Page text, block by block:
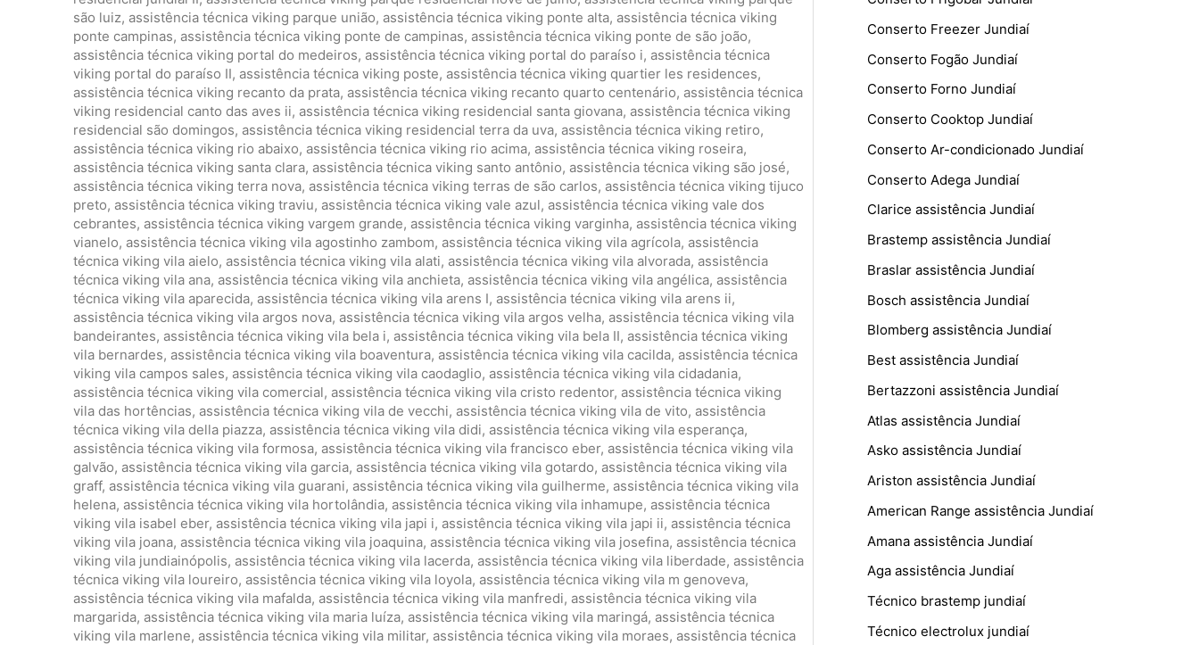
são luiz, assistência técnica viking parque união, assistência técnica viking ponte alta, assistência técnica viking
ponte campinas, assistência técnica viking ponte de campinas, assistência técnica viking ponte de são joão,
assistência técnica viking portal do medeiros, assistência técnica viking portal do paraíso i, assistência técnica
viking portal do paraíso II, assistência técnica viking poste, assistência técnica viking quartier les residences,
assistência técnica viking recanto da prata, assistência técnica viking recanto quarto centenário, assistência técnica
viking residencial canto das aves ii, assistência técnica viking residencial santa giovana, assistência técnica viking
residencial são domingos, assistência técnica viking residencial terra da uva, assistência técnica viking retiro,
assistência técnica viking rio abaixo, assistência técnica viking rio acima, assistência técnica viking roseira,
assistência técnica viking santa clara, assistência técnica viking santo antônio, assistência técnica viking são josé,
assistência técnica viking terra nova, assistência técnica viking terras de são carlos, assistência técnica viking tijuco
preto, assistência técnica viking traviu, assistência técnica viking vale azul, assistência técnica viking vale dos
cebrantes, assistência técnica viking vargem grande, assistência técnica viking varginha, assistência técnica viking
vianelo, assistência técnica viking vila agostinho zambom, assistência técnica viking vila agrícola, assistência
técnica viking vila aielo, assistência técnica viking vila alati, assistência técnica viking vila alvorada, assistência
técnica viking vila ana, assistência técnica viking vila anchieta, assistência técnica viking vila angélica, assistência
técnica viking vila aparecida, assistência técnica viking vila arens I, assistência técnica viking vila arens ii,
assistência técnica viking vila argos nova, assistência técnica viking vila argos velha, assistência técnica viking vila
bandeirantes, assistência técnica viking vila bela i, assistência técnica viking vila bela II, assistência técnica viking
vila bernardes, assistência técnica viking vila boaventura, assistência técnica viking vila cacilda, assistência técnica
viking vila campos sales, assistência técnica viking vila caodaglio, assistência técnica viking vila cidadania,
assistência técnica viking vila comercial, assistência técnica viking vila cristo redentor, assistência técnica viking
vila das hortências, assistência técnica viking vila de vecchi, assistência técnica viking vila de vito, assistência
técnica viking vila della piazza, assistência técnica viking vila didi, assistência técnica viking vila esperança,
assistência técnica viking vila formosa, assistência técnica viking vila francisco eber, assistência técnica viking vila
galvão, assistência técnica viking vila garcia, assistência técnica viking vila gotardo, assistência técnica viking vila
graff, assistência técnica viking vila guarani, assistência técnica viking vila guilherme, assistência técnica viking vila
helena, assistência técnica viking vila hortolândia, assistência técnica viking vila inhamupe, assistência técnica
viking vila isabel eber, assistência técnica viking vila japi i, assistência técnica viking vila japi ii, assistência técnica
viking vila joana, assistência técnica viking vila joaquina, assistência técnica viking vila josefina, assistência técnica
viking vila jundiainópolis, assistência técnica viking vila lacerda, assistência técnica viking vila liberdade, assistência
técnica viking vila loureiro, assistência técnica viking vila loyola, assistência técnica viking vila m genoveva,
assistência técnica viking vila mafalda, assistência técnica viking vila manfredi, assistência técnica viking vila
margarida, assistência técnica viking vila maria luíza, assistência técnica viking vila maringá, assistência técnica
viking vila marlene, assistência técnica viking vila militar, assistência técnica viking vila moraes, assistência técnica
Conserto Freezer Jundiaí
Conserto Fogão Jundiaí
Conserto Forno Jundiaí
Conserto Cooktop Jundiaí
Conserto Ar-condicionado Jundiaí
Conserto Adega Jundiaí
Clarice assistência Jundiaí
Brastemp assistência Jundiaí
Braslar assistência Jundiaí
Bosch assistência Jundiaí
Blomberg assistência Jundiaí
Best assistência Jundiaí
Bertazzoni assistência Jundiaí
Atlas assistência Jundiaí
Asko assistência Jundiaí
Ariston assistência Jundiaí
American Range assistência Jundiaí
Amana assistência Jundiaí
Aga assistência Jundiaí
Técnico brastemp jundiaí
Técnico electrolux jundiaí